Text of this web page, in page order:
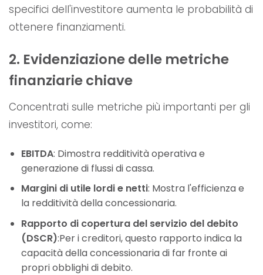
specifici dell'investitore aumenta le probabilità di
ottenere finanziamenti.
2. Evidenziazione delle metriche
finanziarie chiave
Concentrati sulle metriche più importanti per gli
investitori, come:
EBITDA: Dimostra redditività operativa e
generazione di flussi di cassa.
Margini di utile lordi e netti: Mostra l'efficienza e
la redditività della concessionaria.
Rapporto di copertura del servizio del debito
(DSCR):Per i creditori, questo rapporto indica la
capacità della concessionaria di far fronte ai
propri obblighi di debito.